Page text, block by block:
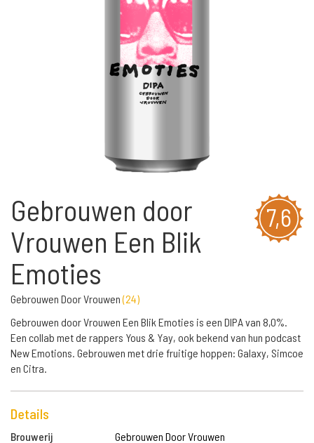
7,6
Gebrouwen door
Vrouwen Een Blik
Emoties
Gebrouwen Door Vrouwen(24)
Gebrouwen door Vrouwen Een Blik Emoties is een DIPA van 8,0%.
Een collab met de rappers Yous & Yay, ook bekend van hun podcast
New Emotions. Gebrouwen met drie fruitige hoppen: Galaxy, Simcoe
en Citra.
Details
Brouwerij
Gebrouwen Door Vrouwen